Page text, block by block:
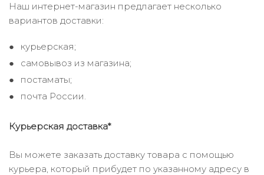
Наш интернет-магазин предлагает несколько
вариантов доставки:
курьерская;
самовывоз из магазина;
постаматы;
почта России.
Курьерская доставка*
Вы можете заказать доставку товара с помощью
курьера, который прибудет по указанному адресу в